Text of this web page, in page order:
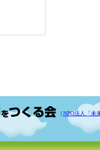
| NPO法人「未